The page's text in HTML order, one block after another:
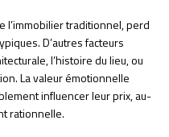
l’immobilier traditionnel, perd
D’autres facteurs
l’histoire du lieu, ou
La valeur émotionnelle
influencer leur prix, au-
rationnelle.